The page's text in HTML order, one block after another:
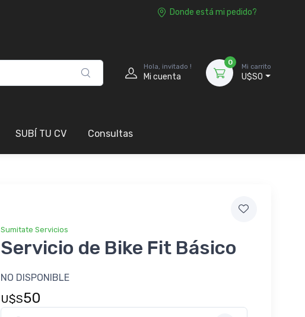
Donde está mi pedido?
Hola, invitado !
Mi cuenta
0
Mi carrito
U$S0
SUBÍ TU CV Consultas
Sumitate Servicios
Servicio de Bike Fit Básico
NO DISPONIBLE
U$S50